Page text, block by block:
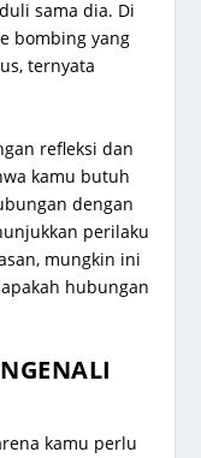
sama dia. Di
bombing yang
ternyata
refleksi dan
kamu butuh
dengan
perilaku
mungkin ini
hubungan
kamu perlu